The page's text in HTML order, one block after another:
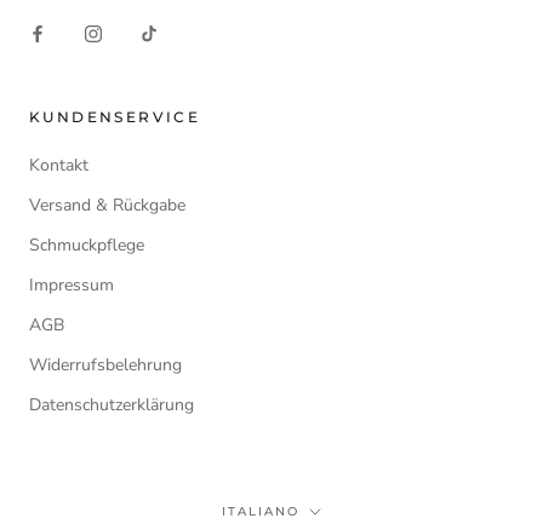
KUNDENSERVICE
Kontakt
Versand & Rückgabe
Schmuckpflege
Impressum
AGB
Widerrufsbelehrung
Datenschutzerklärung
Lingua
ITALIANO